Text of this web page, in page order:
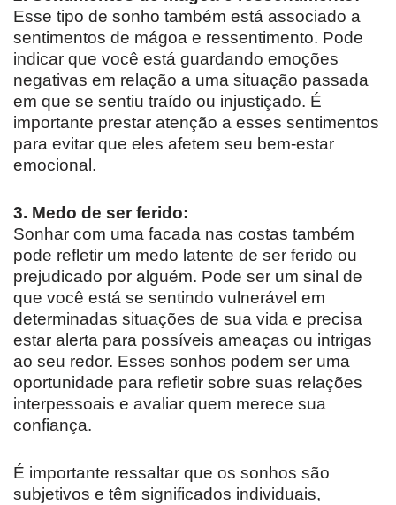
Esse tipo de sonho também está associado a
sentimentos de mágoa e ressentimento. Pode
indicar que você está guardando emoções
negativas em relação a uma situação passada
em que se sentiu traído ou injustiçado. É
importante prestar atenção a esses sentimentos
para evitar que eles afetem seu bem-estar
emocional.
3. Medo de ser ferido:
Sonhar com uma facada nas costas também
pode refletir um medo latente de ser ferido ou
prejudicado por alguém. Pode ser um sinal de
que você está se sentindo vulnerável em
determinadas situações de sua vida e precisa
estar alerta para possíveis ameaças ou intrigas
ao seu redor. Esses sonhos podem ser uma
oportunidade para refletir sobre suas relações
interpessoais e avaliar quem merece sua
confiança.
É importante ressaltar que os sonhos são
subjetivos e têm significados individuais,